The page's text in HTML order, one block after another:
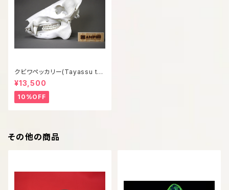
クビワペッカリー(Tayassu taj
acui) 等倍頭骨模型
¥13,500
10%OFF
その他の商品